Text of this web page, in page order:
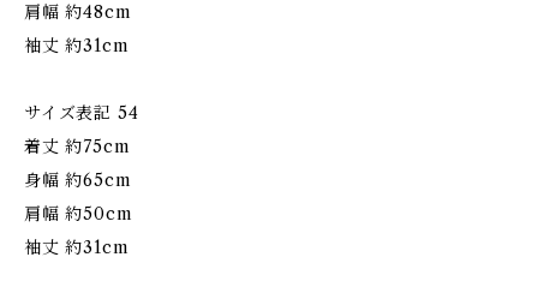
肩幅 約48cm
袖丈 約31cm
サイズ表記 54
着丈 約75cm
身幅 約65cm
肩幅 約50cm
袖丈 約31cm